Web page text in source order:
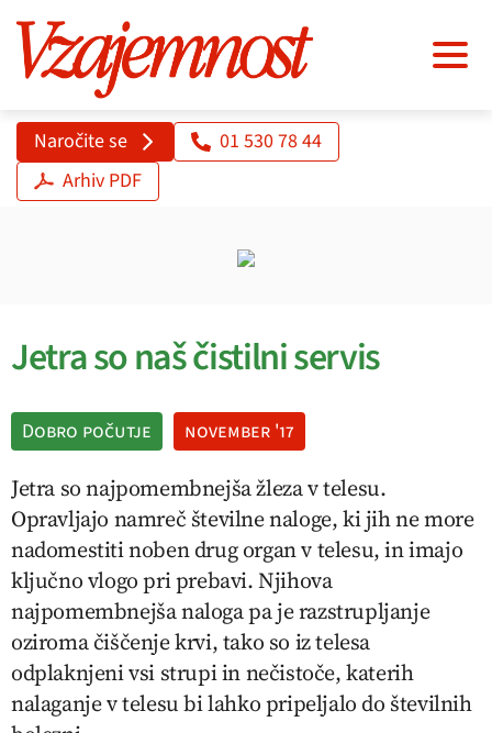
Naročite se
01 530 78 44
Arhiv PDF
Jetra so naš čistilni servis
Dobro počutje november '17
Jetra so najpomembnejša žleza v telesu.
Opravljajo namreč številne naloge, ki jih ne more
nadomestiti noben drug organ v telesu, in imajo
ključno vlogo pri prebavi. Njihova
najpomembnejša naloga pa je razstrupljanje
oziroma čiščenje krvi, tako so iz telesa
odplaknjeni vsi strupi in nečistoče, katerih
nalaganje v telesu bi lahko pripeljalo do številnih